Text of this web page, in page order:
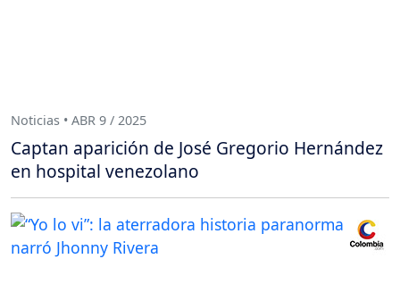
Noticias • ABR 9 / 2025
Captan aparición de José Gregorio Hernández
en hospital venezolano